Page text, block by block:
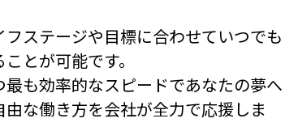
フステージや目標に合わせていつでも
とが可能です。
最も効率的なスピードであなたの夢へ
由な働き方を会社が全力で応援しま